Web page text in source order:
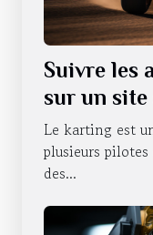
Suivre les
sur un site
sont les
découlent
Le karting est
plusieurs
des...